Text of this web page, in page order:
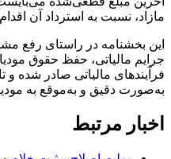
مازاد، نسبت به استرداد آن
این بخشنامه در راستای رفع
جرایم مالیاتی، حفظ حقوق
فرآیند‌های مالیاتی صادر شده و
به‌صورت دقیق و به‌موقع به
اخبار مرتبط